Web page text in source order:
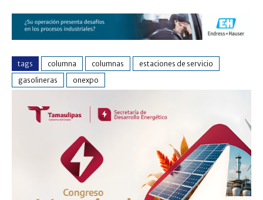
tags columna columnas
estaciones de servicio
gasolineras
onexpo